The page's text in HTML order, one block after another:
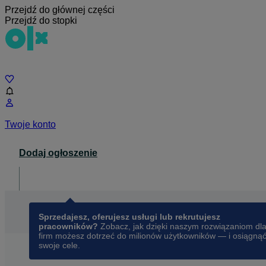
Przejdź do głównej części
Przejdź do stopki
Twoje konto
Dodaj ogłoszenie
Sprzedajesz, oferujesz usługi lub rekrutujesz
pracowników? Zobacz, jak dzięki naszym rozwiązaniom dla
firm możesz dotrzeć do milionów użytkowników — i osiągnąć
swoje cele.